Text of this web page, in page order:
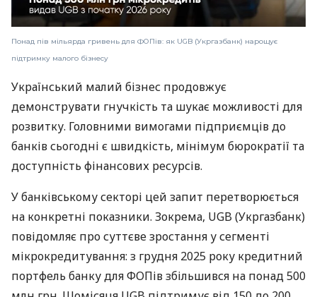
Понад пів мільярда гривень для ФОПів: як UGB (Укргазбанк) нарощує
підтримку малого бізнесу
Український малий бізнес продовжує
демонструвати гнучкість та шукає можливості для
розвитку. Головними вимогами підприємців до
банків сьогодні є швидкість, мінімум бюрократії та
доступність фінансових ресурсів.
У банківському секторі цей запит перетворюється
на конкретні показники. Зокрема, UGB (Укргазбанк)
повідомляє про суттєве зростання у сегменті
мікрокредитування: з грудня 2025 року кредитний
портфель банку для ФОПів збільшився на понад 500